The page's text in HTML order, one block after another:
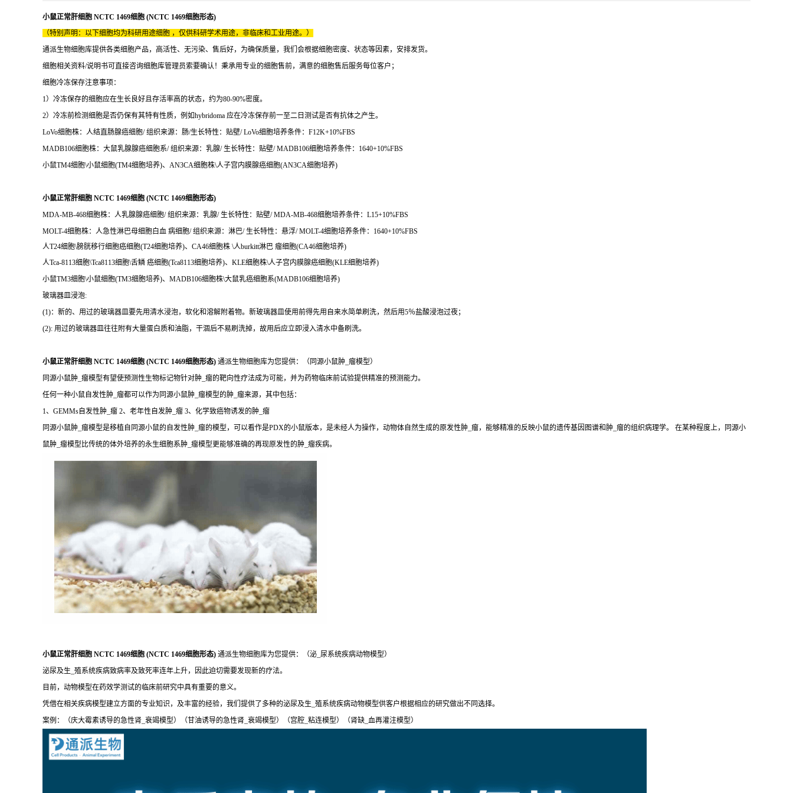
小鼠正常肝细胞 NCTC 1469细胞 (NCTC 1469细胞形态)
（特别声明：以下细胞均为科研用途细胞 ，仅供科研学术用途，非临床和工业用途。）
通派生物细胞库提供各类细胞产品，高活性、无污染、售后好，为确保质量，我们会根据细胞密度、状态等因素，安排发货。
细胞相关资料/说明书可直接咨询细胞库管理员索要确认！秉承用专业的细胞售前，满意的细胞售后服务每位客户；
细胞冷冻保存注意事项：
1）冷冻保存的细胞应在生长良好且存活率高的状态，约为80-90%密度。
2）冷冻前检测细胞是否仍保有其特有性质，例如hybridoma 应在冷冻保存前一至二日测试是否有抗体之产生。
LoVo细胞株：人结直肠腺癌细胞/ 组织来源：肠/生长特性：贴壁/ LoVo细胞培养条件：F12K+10%FBS
MADB106细胞株：大鼠乳腺腺癌细胞系/ 组织来源：乳腺/ 生长特性：贴壁/ MADB106细胞培养条件：1640+10%FBS
小鼠TM4细胞\小鼠细胞(TM4细胞培养)、AN3CA细胞株\人子宫内膜腺癌细胞(AN3CA细胞培养)
小鼠正常肝细胞 NCTC 1469细胞 (NCTC 1469细胞形态)
MDA-MB-468细胞株：人乳腺腺癌细胞/ 组织来源：乳腺/ 生长特性：贴壁/ MDA-MB-468细胞培养条件：L15+10%FBS
MOLT-4细胞株：人急性淋巴母细胞白血 病细胞/ 组织来源：淋巴/ 生长特性：悬浮/ MOLT-4细胞培养条件：1640+10%FBS
人T24细胞\膀胱移行细胞癌细胞(T24细胞培养)、CA46细胞株 \人burkitt淋巴 瘤细胞(CA46细胞培养)
人Tca-8113细胞\Tca8113细胞\舌鳞 癌细胞(Tca8113细胞培养)、KLE细胞株\人子宫内膜腺癌细胞(KLE细胞培养)
小鼠TM3细胞\小鼠细胞(TM3细胞培养)、MADB106细胞株\大鼠乳癌细胞系(MADB106细胞培养)
玻璃器皿浸泡:
(1)：新的、用过的玻璃器皿要先用清水浸泡，软化和溶解附着物。新玻璃器皿使用前得先用自来水简单刷洗，然后用5％盐酸浸泡过夜；
(2): 用过的玻璃器皿往往附有大量蛋白质和油脂，干涸后不易刷洗掉，故用后应立即浸入清水中备刷洗。
小鼠正常肝细胞 NCTC 1469细胞 (NCTC 1469细胞形态) 通派生物细胞库为您提供：（同源小鼠肿_瘤模型）
同源小鼠肿_瘤模型有望使预测性生物标记物针对肿_瘤的靶向性疗法成为可能，并为药物临床前试验提供精准的预测能力。
任何一种小鼠自发性肿_瘤都可以作为同源小鼠肿_瘤模型的肿_瘤来源，其中包括：
1、GEMMs自发性肿_瘤 2、老年性自发肿_瘤 3、化学致癌物诱发的肿_瘤
同源小鼠肿_瘤模型是移植自同源小鼠的自发性肿_瘤的模型，可以看作是PDX的小鼠版本，是未经人为操作，动物体自然生成的原发性肿_瘤，能够精准的反映小鼠的遗传基因图谱和肿_瘤的组织病理学。 在某种程度上，同源小
鼠肿_瘤模型比传统的体外培养的永生细胞系肿_瘤模型更能够准确的再现原发性的肿_瘤疾病。
小鼠正常肝细胞 NCTC 1469细胞 (NCTC 1469细胞形态) 通派生物细胞库为您提供：（泌_尿系统疾病动物模型）
泌尿及生_殖系统疾病致病率及致死率连年上升，因此迫切需要发现新的疗法。
目前，动物模型在药效学测试的临床前研究中具有重要的意义。
凭借在相关疾病模型建立方面的专业知识，及丰富的经验，我们提供了多种的泌尿及生_殖系统疾病动物模型供客户根据相应的研究做出不同选择。
案例：（庆大霉素诱导的急性肾_衰竭模型）（甘油诱导的急性肾_衰竭模型）（宫腔_粘连模型）（肾缺_血再灌注模型）